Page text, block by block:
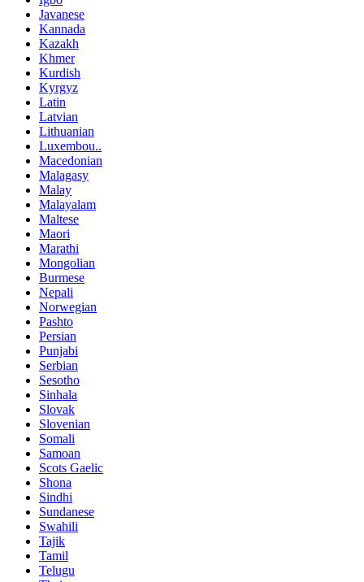
Javanese
Kannada
Kazakh
Khmer
Kurdish
Kyrgyz
Latin
Latvian
Lithuanian
Luxembou..
Macedonian
Malagasy
Malay
Malayalam
Maltese
Maori
Marathi
Mongolian
Burmese
Nepali
Norwegian
Pashto
Persian
Punjabi
Serbian
Sesotho
Sinhala
Slovak
Slovenian
Somali
Samoan
Scots Gaelic
Shona
Sindhi
Sundanese
Swahili
Tajik
Tamil
Telugu